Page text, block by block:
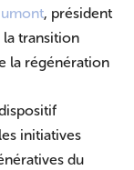
, président
transition
la régénération
initiatives
du